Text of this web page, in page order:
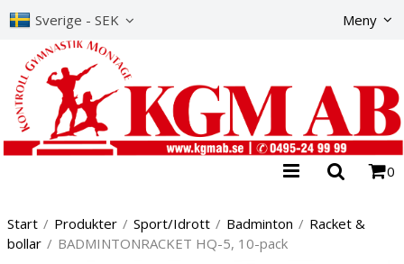
Sverige - SEK Meny
0
Start / Produkter / Sport/Idrott / Badminton / Racket &
bollar / BADMINTONRACKET HQ-5, 10-pack